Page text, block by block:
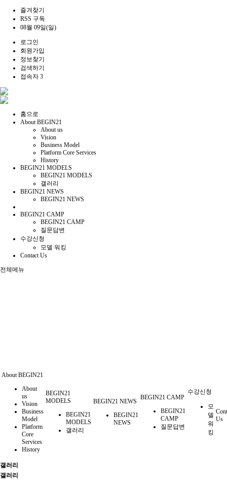
즐겨찾기
RSS 구독
08월 09일(일)
로그인
회원가입
정보찾기
검색하기
접속자 3
홈으로
About BEGIN21
About us
Vision
Business Model
Platform Core Services
History
BEGIN21 MODELS
BEGIN21 MODELS
갤러리
BEGIN21 NEWS
BEGIN21 NEWS
BEGIN21 CAMP
BEGIN21 CAMP
질문답변
수강신청
모델 워킹
Contact Us
전체메뉴
About BEGIN21
About
us
Vision
Business
Model
Platform
Core
Services
History
BEGIN21
MODELS
BEGIN21
MODELS
갤러리
BEGIN21 NEWS
BEGIN21
NEWS
BEGIN21 CAMP
BEGIN21
CAMP
질문답변
수강신청
모
델
워
킹
Us
갤러리
갤러리